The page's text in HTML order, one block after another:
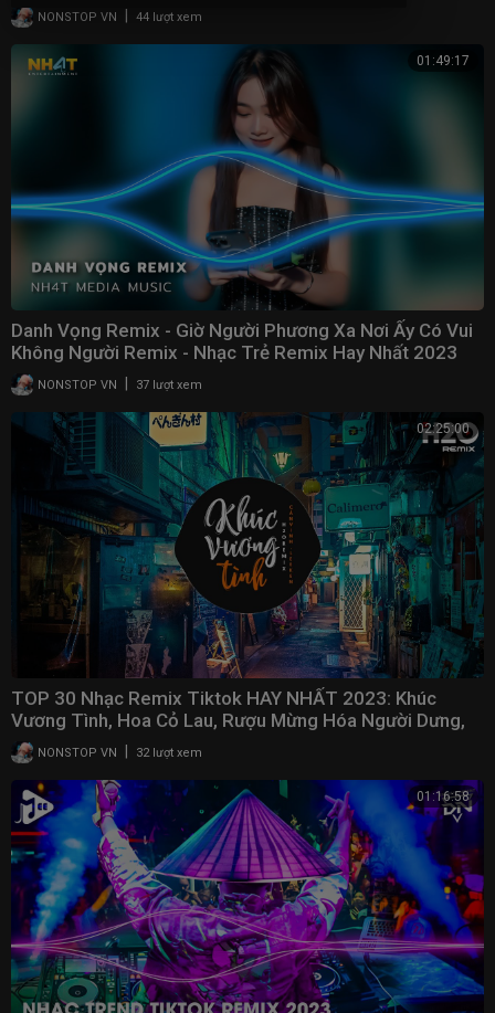
NONSTOP VN 44 lượt xem
01:49:17
Danh Vọng Remix - Giờ Người Phương Xa Nơi Ấy Có Vui
Không Người Remix - Nhạc Trẻ Remix Hay Nhất 2023
NONSTOP VN 37 lượt xem
02:25:00
TOP 30 Nhạc Remix Tiktok HAY NHẤT 2023: Khúc
Vương Tình, Hoa Cỏ Lau, Rượu Mừng Hóa Người Dưng,
Gió NONSTOP VN | 32 lượt xem
01:16:58